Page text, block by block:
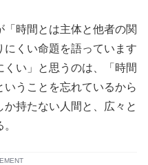
時間とは主体と他者の関
くい命題を語っています
い」と思うのは、「時間
うことを忘れているから
持たない人間と、広々と